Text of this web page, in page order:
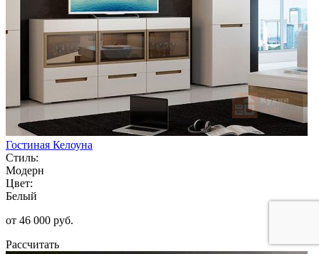
Гостиная Келоуна
Стиль:
Модерн
Цвет:
Белый
от 46 000 руб.
Рассчитать